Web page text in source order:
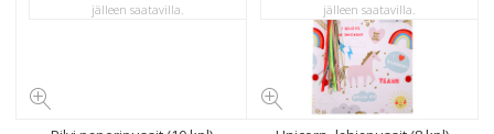
jälleen saatavilla.
jälleen saatavilla.